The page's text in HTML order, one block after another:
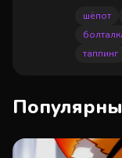
шёпот
таппинг